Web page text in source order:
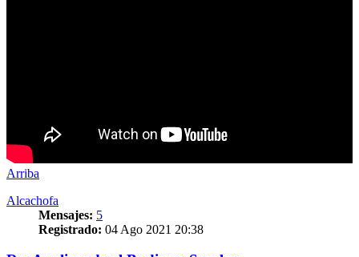
Arriba
Alcachofa
Mensajes: 5
Registrado: 04 Ago 2021 20:38